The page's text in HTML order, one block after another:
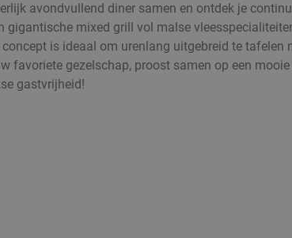
avondvullend diner samen en ontdek je
gigantische mixed grill vol malse
concept is ideaal om urenlang uitgebreid te tafelen
favoriete gezelschap, proost samen op een
gastvrijheid!